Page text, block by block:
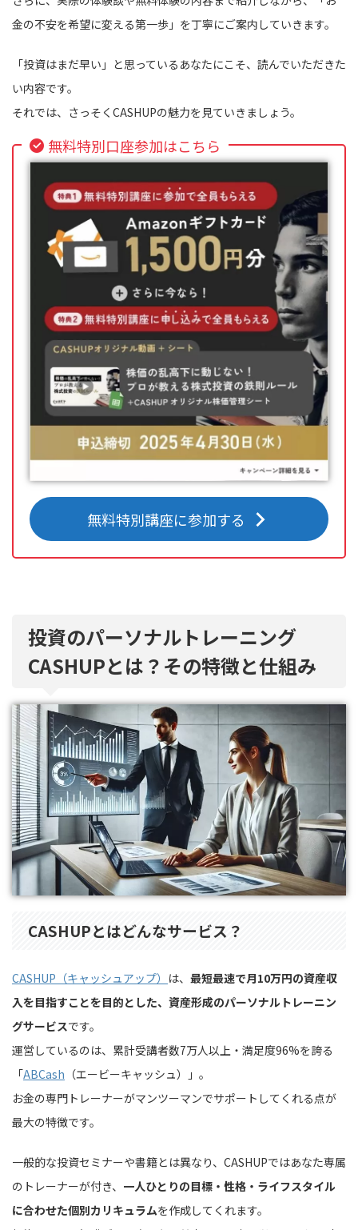
金の不安を希望に変える第一歩」を丁寧にご案内していきます。
「投資はまだ早い」と思っているあなたにこそ、読んでいただきた
い内容です。
それでは、さっそくCASHUPの魅力を見ていきましょう。
無料特別口座参加はこちら
無料特別講座に参加する
投資のパーソナルトレーニング
CASHUPとは？その特徴と仕組み
CASHUPとはどんなサービス？
CASHUP（キャッシュアップ） は、 最短最速で月10万円の資産収
入を目指すことを目的とした、資産形成のパーソナルトレーニン
グサービスです。
運営しているのは、累計受講者数7万人以上・満足度96%を誇る
「ABCash （エービーキャッシュ）」。
お金の専門トレーナーがマンツーマンでサポートしてくれる点が
最大の特徴です。
一般的な投資セミナーや書籍とは異なり、CASHUPではあなた専属
のトレーナーが付き、 一人ひとりの目標・性格・ライフスタイル
に合わせた個別カリキュラムを作成してくれます。